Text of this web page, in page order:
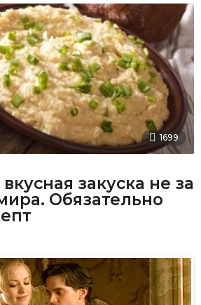
1699
закуска не за
Обязательно